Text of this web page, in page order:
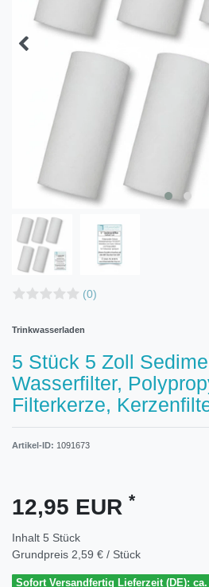
(0)
Trinkwasserladen
5 Stück 5 Zoll
Wasserfilter,
Filterkerze,
Artikel-ID: 1091673
12,95 EUR *
Inhalt 5 Stück
Grundpreis 2,59 € / Stück
Sofort Versandfertig Lieferzeit (DE): ca.